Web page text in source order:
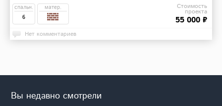
спальн.
6
матер. Стоимость
проекта
55 000 ₽
Нет комментариев
Вы недавно смотрели